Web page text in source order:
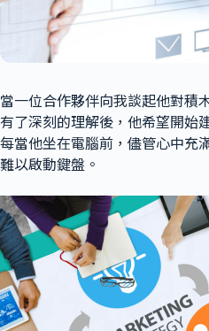
當一位合作夥伴向我談起他對積
有了深刻的理解後，他希望開始
每當他坐在電腦前，儘管心中充
難以啟動鍵盤。